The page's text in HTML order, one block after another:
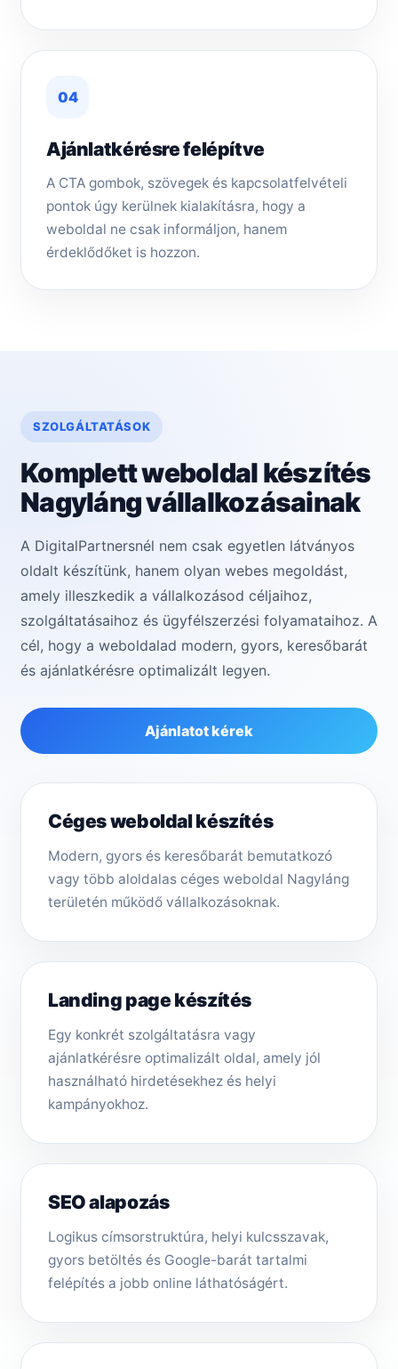
04
Ajánlatkérésre felépítve
A CTA gombok, szövegek és kapcsolatfelvételi
pontok úgy kerülnek kialakításra, hogy a
weboldal ne csak informáljon, hanem
érdeklődőket is hozzon.
SZOLGÁLTATÁSOK
Komplett weboldal készítés
Nagyláng vállalkozásainak
A DigitalPartnersnél nem csak egyetlen látványos
oldalt készítünk, hanem olyan webes megoldást,
amely illeszkedik a vállalkozásod céljaihoz,
szolgáltatásaihoz és ügyfélszerzési folyamataihoz. A
cél, hogy a weboldalad modern, gyors, keresőbarát
és ajánlatkérésre optimalizált legyen.
Ajánlatot kérek
Céges weboldal készítés
Modern, gyors és keresőbarát bemutatkozó
vagy több aloldalas céges weboldal Nagyláng
területén működő vállalkozásoknak.
Landing page készítés
Egy konkrét szolgáltatásra vagy
ajánlatkérésre optimalizált oldal, amely jól
használható hirdetésekhez és helyi
kampányokhoz.
SEO alapozás
Logikus címsorstruktúra, helyi kulcsszavak,
gyors betöltés és Google-barát tartalmi
felépítés a jobb online láthatóságért.